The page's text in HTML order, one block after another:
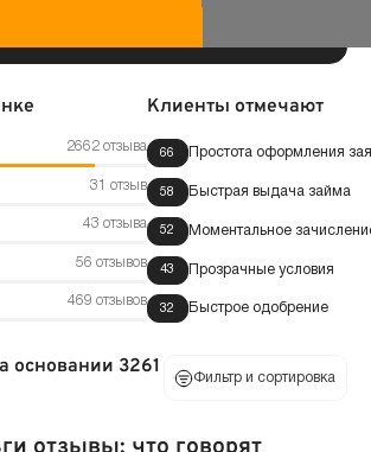
2662 отзыва
31 отзыв
43 отзыва
56 отзывов
469 отзывов
Клиенты отмечают
66 Простота оформления
58 Быстрая выдача займа
52 Моментальное
43 Прозрачные условия
32 Быстрое одобрение
основании 3261
Фильтр и сортировка